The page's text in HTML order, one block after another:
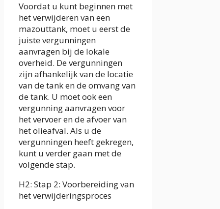
Voordat u kunt beginnen met
het verwijderen van een
mazouttank, moet u eerst de
juiste vergunningen
aanvragen bij de lokale
overheid. De vergunningen
zijn afhankelijk van de locatie
van de tank en de omvang van
de tank. U moet ook een
vergunning aanvragen voor
het vervoer en de afvoer van
het olieafval. Als u de
vergunningen heeft gekregen,
kunt u verder gaan met de
volgende stap.
H2: Stap 2: Voorbereiding van
het verwijderingsproces